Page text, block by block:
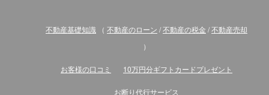
不動産基礎知識 （ 不動産のローン /不動産の税金 /不動産売却
）
お客様の口コミ 10万円分ギフトカードプレゼント
お断り代行サービス